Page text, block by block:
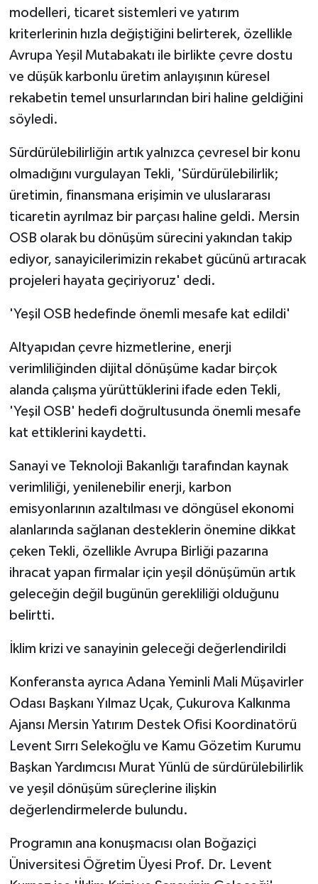
modelleri, ticaret sistemleri ve yatırım
kriterlerinin hızla değiştiğini belirterek, özellikle
Avrupa Yeşil Mutabakatı ile birlikte çevre dostu
ve düşük karbonlu üretim anlayışının küresel
rekabetin temel unsurlarından biri haline geldiğini
söyledi.
Sürdürülebilirliğin artık yalnızca çevresel bir konu
olmadığını vurgulayan Tekli, 'Sürdürülebilirlik;
üretimin, finansmana erişimin ve uluslararası
ticaretin ayrılmaz bir parçası haline geldi. Mersin
OSB olarak bu dönüşüm sürecini yakından takip
ediyor, sanayicilerimizin rekabet gücünü artıracak
projeleri hayata geçiriyoruz' dedi.
'Yeşil OSB hedefinde önemli mesafe kat edildi'
Altyapıdan çevre hizmetlerine, enerji
verimliliğinden dijital dönüşüme kadar birçok
alanda çalışma yürüttüklerini ifade eden Tekli,
'Yeşil OSB' hedefi doğrultusunda önemli mesafe
kat ettiklerini kaydetti.
Sanayi ve Teknoloji Bakanlığı tarafından kaynak
verimliliği, yenilenebilir enerji, karbon
emisyonlarının azaltılması ve döngüsel ekonomi
alanlarında sağlanan desteklerin önemine dikkat
çeken Tekli, özellikle Avrupa Birliği pazarına
ihracat yapan firmalar için yeşil dönüşümün artık
geleceğin değil bugünün gerekliliği olduğunu
belirtti.
İklim krizi ve sanayinin geleceği değerlendirildi
Konferansta ayrıca Adana Yeminli Mali Müşavirler
Odası Başkanı Yılmaz Uçak, Çukurova Kalkınma
Ajansı Mersin Yatırım Destek Ofisi Koordinatörü
Levent Sırrı Selekoğlu ve Kamu Gözetim Kurumu
Başkan Yardımcısı Murat Yünlü de sürdürülebilirlik
ve yeşil dönüşüm süreçlerine ilişkin
değerlendirmelerde bulundu.
Programın ana konuşmacısı olan Boğaziçi
Üniversitesi Öğretim Üyesi Prof. Dr. Levent